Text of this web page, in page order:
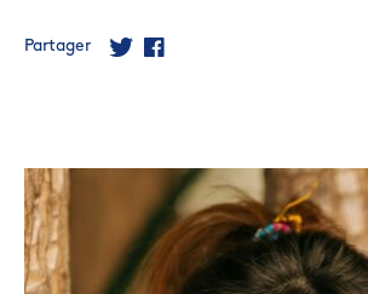
Partager